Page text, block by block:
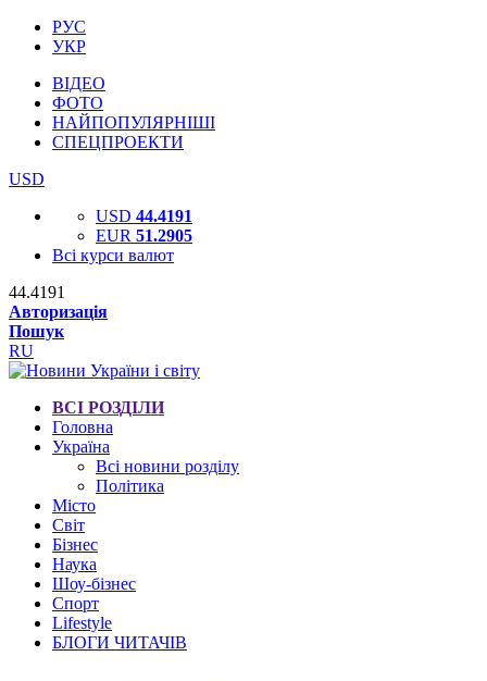
РУС
УКР
ВІДЕО
ФОТО
НАЙПОПУЛЯРНІШІ
СПЕЦПРОЕКТИ
USD
USD 44.4191
EUR 51.2905
Всі курси валют
44.4191
Авторизація
Пошук
RU
ВСІ РОЗДІЛИ
Головна
Україна
Всі новини розділу
Політика
Місто
Світ
Бізнес
Наука
Шоу-бізнес
Спорт
Lifestyle
БЛОГИ ЧИТАЧІВ